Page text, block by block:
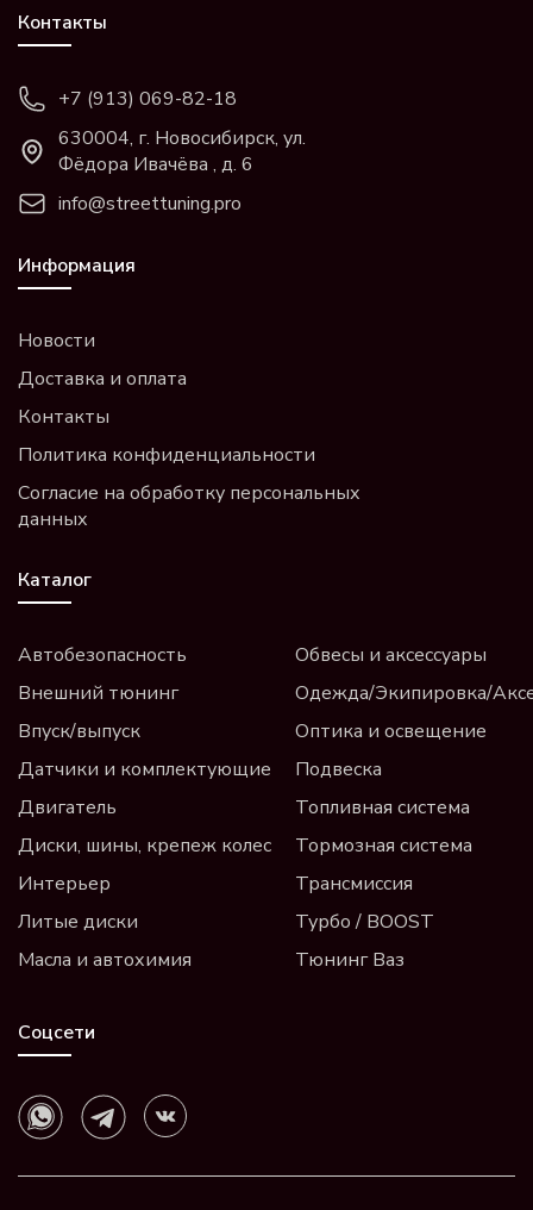
Контакты
+7 (913) 069-82-18
630004, г. Новосибирск, ул.
Фёдора Ивачёва , д. 6
info@streettuning.pro
Информация
Новости
Доставка и оплата
Контакты
Политика конфиденциальности
Согласие на обработку персональных
данных
Каталог
Автобезопасность
Внешний тюнинг
Впуск/выпуск
Датчики и комплектующие
Двигатель
Диски, шины, крепеж колес
Интерьер
Литые диски
Масла и автохимия
Обвесы и аксессуары
Одежда/Экипировка/
Оптика и освещение
Подвеска
Топливная система
Тормозная система
Трансмиссия
Турбо / BOOST
Тюнинг Ваз
Соцсети